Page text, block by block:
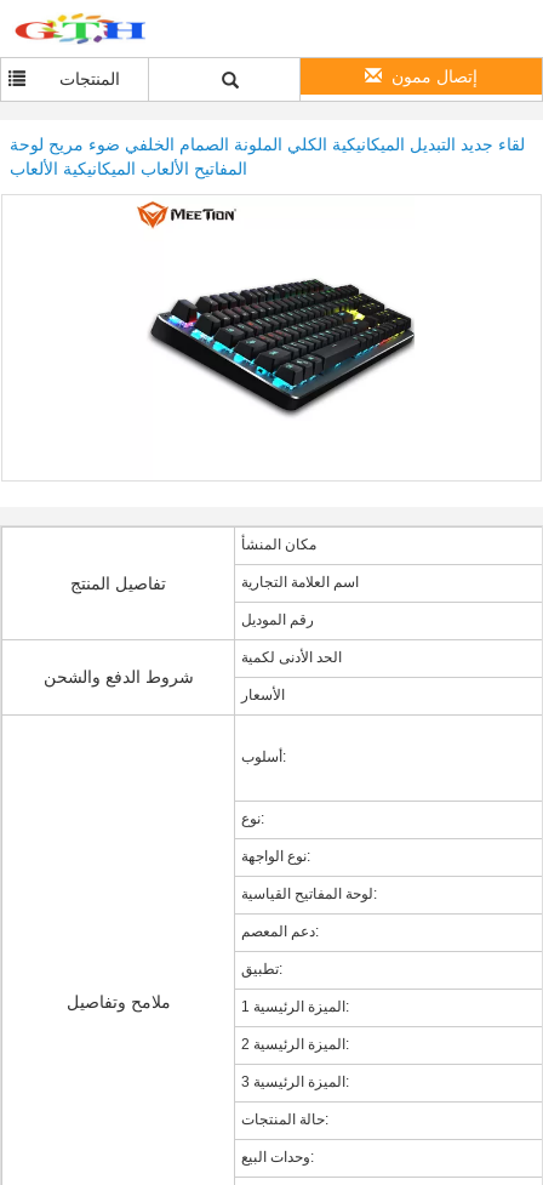
المنتجات إتصال ممون
لقاء جديد التبديل الميكانيكية الكلي الملونة الصمام الخلفي ضوء مريح لوحة
المفاتيح الألعاب الميكانيكية الألعاب
تفاصيل المنتج
مكان المنشأ
اسم العلامة التجارية
رقم الموديل
شروط الدفع والشحن
الحد الأدنى لكمية
الأسعار
ملامح وتفاصيل
أسلوب:
نوع:
نوع الواجهة:
لوحة المفاتيح القياسية:
دعم المعصم:
تطبيق:
الميزة الرئيسية 1:
الميزة الرئيسية 2:
الميزة الرئيسية 3:
حالة المنتجات:
وحدات البيع: